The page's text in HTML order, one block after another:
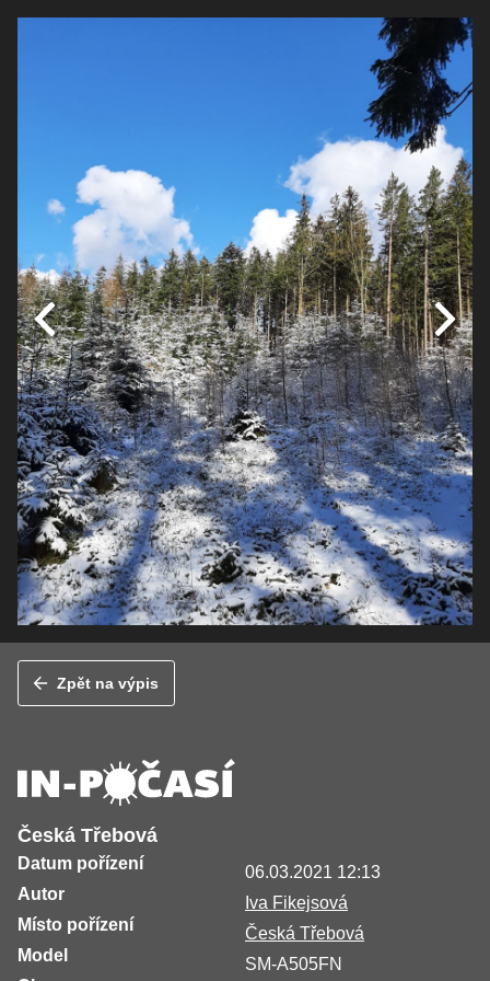
Zpět na výpis
Česká Třebová
Datum pořízení
06.03.2021 12:13
Autor
Iva Fikejsová
Místo pořízení
Česká Třebová
Model
SM-A505FN